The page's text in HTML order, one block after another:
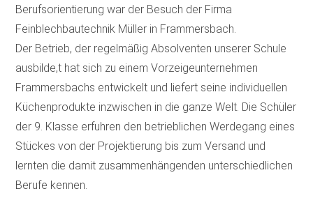
Berufsorientierung war der Besuch der Firma
Feinblechbautechnik Müller in Frammersbach.
Der Betrieb, der regelmäßig Absolventen unserer Schule
ausbilde,t hat sich zu einem Vorzeigeunternehmen
Frammersbachs entwickelt und liefert seine individuellen
Küchenprodukte inzwischen in die ganze Welt. Die Schüler
der 9. Klasse erfuhren den betrieblichen Werdegang eines
Stückes von der Projektierung bis zum Versand und
lernten die damit zusammenhängenden unterschiedlichen
Berufe kennen.